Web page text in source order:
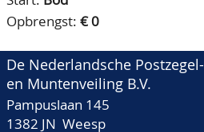
Opbrengst: € 0
De Nederlandsche Postzegel-
en Muntenveiling B.V.
Pampuslaan 145
1382 JN Weesp